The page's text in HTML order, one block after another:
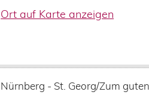
Ort auf Karte anzeigen
Nürnberg - St. Georg/Zum